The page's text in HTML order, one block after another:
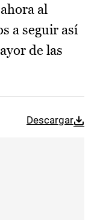
al
a seguir así
de las
Descargar